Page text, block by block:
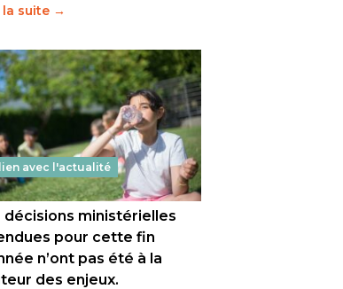
la suite →
avec l'actualité
décisions ministérielles
pour cette fin
n’ont pas été à la
des enjeux.